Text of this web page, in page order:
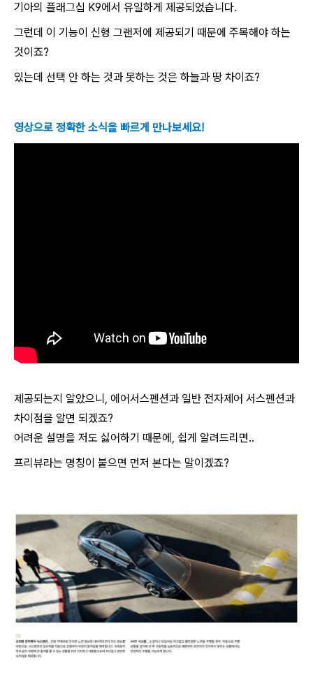
기아의 플래그십 K9에서 유일하게 제공되었습니다.
그런데 이 기능이 신형 그랜저에 제공되기 때문에 주목해야 하는
것이죠?
있는데 선택 안 하는 것과 못하는 것은 하늘과 땅 차이죠?
영상으로 정확한 소식을 빠르게 만나보세요!
제공되는지 알았으니, 에어서스펜션과 일반 전자제어 서스펜션과
차이점을 알면 되겠죠?
어려운 설명을 저도 싫어하기 때문에, 쉽게 알려드리면..
프리뷰라는 명칭이 붙으면 먼저 본다는 말이겠죠?